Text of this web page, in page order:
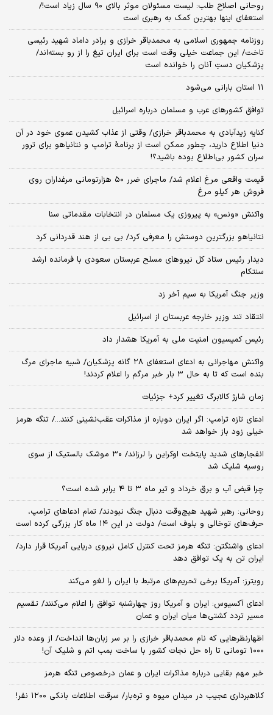
روحانی اصلاح طلب: ‌لیست مسئولان موثر بالای ۹۰ سال زیاد است!/
استعفای اینها بهترین کمک به رهبری است
روزنامه جمهوری اسلامی به محمدباقر خرازی و برادر داماد شهید رئیسی
تاخت/ این جماعت خیلی وقت است برای ایران تیغ را از رو بسته‌اند/
پزشکیان دستِ آنان را خوانده است
۱۱ استان بارانی می‌شود
توافق کشورهای عرب و مسلمان درباره اسرائیل
کنایه زیدآبادی به محمدباقر خرازی/ وقتی از عذاب کشیدن عموی خود در آن
دنیا اطلاع دارید، چطور ممکن است از برنامهٔ ترامپ و نتانیاهو برای ترور
سران کشور بی‌اطلاع بوده باشید؟!
قیمت واقعی مرغ اعلام شد/ ماجرای ضرر ۵۰ هزارتومانی مرغداران روی
فروش هر کیلو مرغ
واکنش «ونس» به پیروزی یک مسلمان در انتخابات مقدماتی سنا
نتانیاهو بزرگترین دوستش را معرفی کرد/ بی بی از هند قدردانی کرد
دیدار رئیس ستاد کل نیروهای مسلح عربستان سعودی با فرمانده ارشد
سنتکام
وزیر جنگ آمریکا به سیم آخر زد
انتقاد تند وزیر خارجه عربستان از اسرائیل
رئیس کمیسیون امنیت ملی به آمریکا هشدار داد
واکنش مهاجرانی به ادعای استعفای ۲۸ گانه پزشکیان/ شبیه ماجرای مرگ
بنده است که تا به حال ۳ بار خبر مرگم را اعلام کردند!
زمان شارژ کالابرگ تغییر کرد+ جزئیات
ادعای تازه ترامپ: اگر ایران دوباره از مذاکرات عقب‌نشینی کنند.../ تنگه هرمز
خیلی زود باز خواهد شد
انفجارهای شدید پایتخت اوکراین را لرزاند/ ۳۰ موشک بالستیک از سوی
روسیه شلیک شد
چرا قبض آب و برق خرداد و تیر ماه ۳ تا ۴ برابر شده است؟
روحانی: رهبر شهید هیچ‌وقت دنبال جنگ نبودند/ تمام ادعاهای ترامپ،
حرف‌های توخالی و بلوف است/ دولت در این ۱۴ ماه کار بزرگی کرده است
ادعای واشنگتن: تنگه هرمز تحت کنترل کامل نیروی دریایی آمریکا قرار دارد/
ایران تن به یک توافق دهد
رویترز: آمریکا برخی تحریم‌های مرتبط با ایران را لغو می‌کند
ادعای آکسیوس: ایران و آمریکا روز چهارشنبه توافق را اعلام می‌کنند/ تقسیم
مسیر تردد کشتی‌ها میان ایران و عمان
اظهارنظرهایی که نام محمدباقر خرازی را بر سر زبان‌ها انداخت/ از وعده دلار
۱۰۰۰ تومانی تا راه حل نجات کشور با ساخت بمب اتم و شلیک آن!
خبر مهم بقایی درباره مذاکرات ایران و عمان درخصوص تنگه هرمز
کلاهبرداری عجیب در میدان میوه و تره‌بار/ سرقت اطلاعات بانکی ۱۲۰۰ نفر!